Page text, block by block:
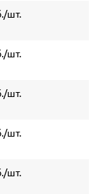
шт.
шт.
шт.
шт.
шт.